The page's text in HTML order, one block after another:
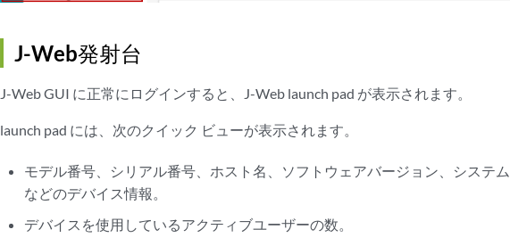
J-Web発射台
J-Web GUI に正常にログインすると、J-Web launch pad が表示されます。
launch pad には、次のクイック ビューが表示されます。
モデル番号、シリアル番号、ホスト名、ソフトウェアバージョン、システ
などのデバイス情報。
デバイスを使用しているアクティブユーザーの数。